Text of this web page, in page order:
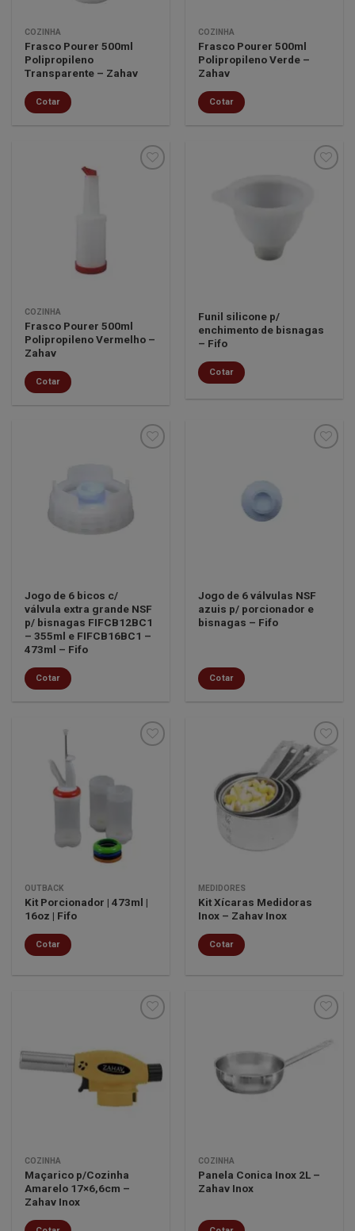
COZINHA
Frasco Pourer 500ml
Polipropileno
Transparente – Zahav
Cotar
COZINHA
Frasco Pourer 500ml
Polipropileno Verde –
Zahav
Cotar
COZINHA
Frasco Pourer 500ml
Polipropileno Vermelho –
Zahav
Cotar
Funil silicone p/
enchimento de bisnagas
– Fifo
Cotar
desejos
Jogo de 6 bicos c/
válvula extra grande NSF
p/ bisnagas FIFCB12BC1
– 355ml e FIFCB16BC1 –
473ml – Fifo
Cotar
Jogo de 6 válvulas NSF
azuis p/ porcionador e
bisnagas – Fifo
Cotar
Minha
OUTBACK
Kit Porcionador | 473ml |
16oz | Fifo
Cotar
Minha
lista de
desejos
MEDIDORES
Kit Xícaras Medidoras
Inox – Zahav Inox
Cotar
Minha
lista de
desejos
COZINHA
Maçarico p/Cozinha
Amarelo 17×6,6cm –
Zahav Inox
Minha
COZINHA
Panela Conica Inox 2L –
Zahav Inox